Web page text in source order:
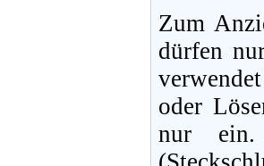
Zum
dürfen
oder
nur ein.